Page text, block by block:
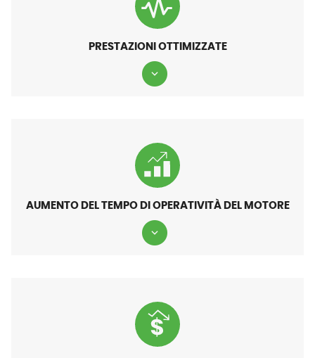
PRESTAZIONI OTTIMIZZATE
AUMENTO DEL TEMPO DI OPERATIVITÀ DEL MOTORE